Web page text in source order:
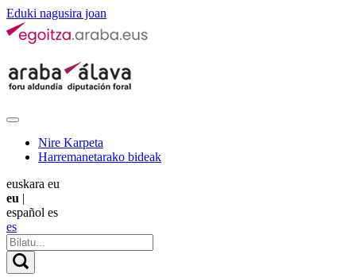
Eduki nagusira joan
Nire Karpeta
Harremanetarako bideak
euskara eu
eu |
español es
es